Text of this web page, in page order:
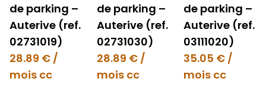
de parking –
Auterive (ref.
02731019)
28.89 € /
mois cc
de parking –
Auterive (ref.
02731030)
28.89 € /
mois cc
de parking –
Auterive (ref.
03111020)
35.05 € /
mois cc